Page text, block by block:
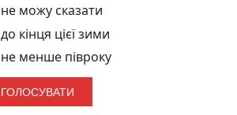
не можу сказати
до кінця цієї зими
не менше півроку